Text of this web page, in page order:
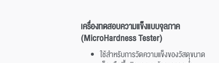
เครื่องทดสอบความแข็งแบบจุลภาค
(MicroHardness Tester)
ใช้สำหรับการวัดความแข็งของวัสดุขนาด